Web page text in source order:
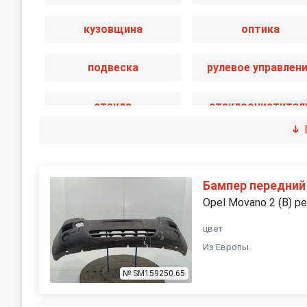
кузовщина оптика
подвеска рулевое
стекла
№ SM159250.65
Бампер передний
Opel Movano 2 (B)
цвет
Из Европы.